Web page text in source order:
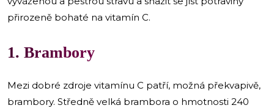
přirozeně bohaté na vitamín C.
1. Brambory
Mezi dobré zdroje vitamínu C patří, možná překvapivě,
brambory. Středně velká brambora o hmotnosti 240